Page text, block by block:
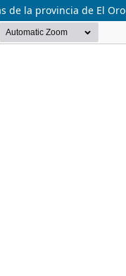
de la provincia de El Oro